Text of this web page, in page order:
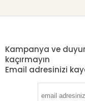
Kampanya ve
kaçırmayın
Email adresinizi